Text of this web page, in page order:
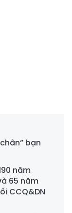
bạn
năm
65 năm
CCQ&DN